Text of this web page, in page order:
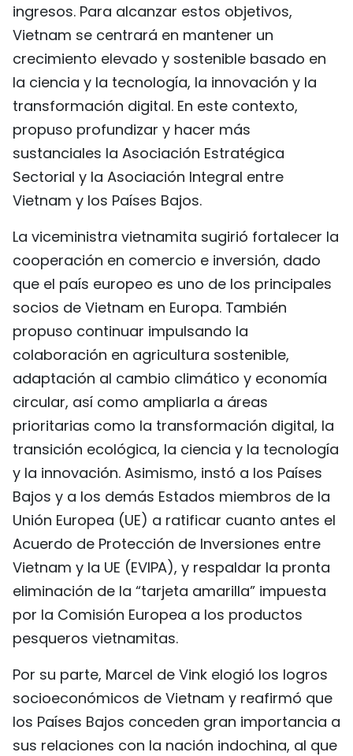
ingresos. Para alcanzar estos objetivos,
Vietnam se centrará en mantener un
crecimiento elevado y sostenible basado en
la ciencia y la tecnología, la innovación y la
transformación digital. En este contexto,
propuso profundizar y hacer más
sustanciales la Asociación Estratégica
Sectorial y la Asociación Integral entre
Vietnam y los Países Bajos.
La viceministra vietnamita sugirió fortalecer la
cooperación en comercio e inversión, dado
que el país europeo es uno de los principales
socios de Vietnam en Europa. También
propuso continuar impulsando la
colaboración en agricultura sostenible,
adaptación al cambio climático y economía
circular, así como ampliarla a áreas
prioritarias como la transformación digital, la
transición ecológica, la ciencia y la tecnología
y la innovación. Asimismo, instó a los Países
Bajos y a los demás Estados miembros de la
Unión Europea (UE) a ratificar cuanto antes el
Acuerdo de Protección de Inversiones entre
Vietnam y la UE (EVIPA), y respaldar la pronta
eliminación de la “tarjeta amarilla” impuesta
por la Comisión Europea a los productos
pesqueros vietnamitas.
Por su parte, Marcel de Vink elogió los logros
socioeconómicos de Vietnam y reafirmó que
los Países Bajos conceden gran importancia a
sus relaciones con la nación indochina, al que